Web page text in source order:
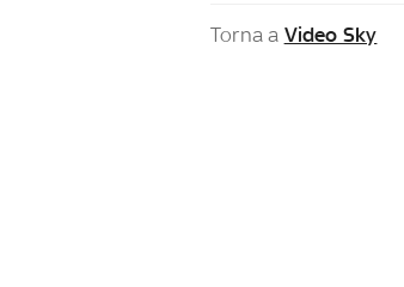
Torna a Video Sky